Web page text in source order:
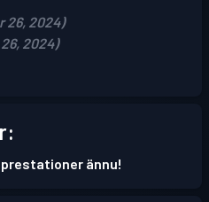
26, 2024)
2024)
ännu!